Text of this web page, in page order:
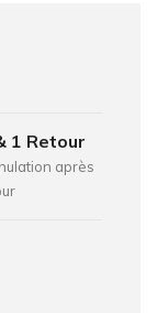
1 Retour
après